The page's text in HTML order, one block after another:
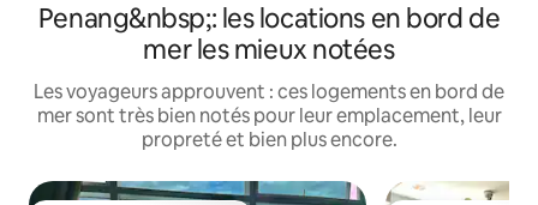
Penang&nbsp;: les locations en bord de
mer les mieux notées
Les voyageurs approuvent : ces logements en bord de
mer sont très bien notés pour leur emplacement, leur
propreté et bien plus encore.